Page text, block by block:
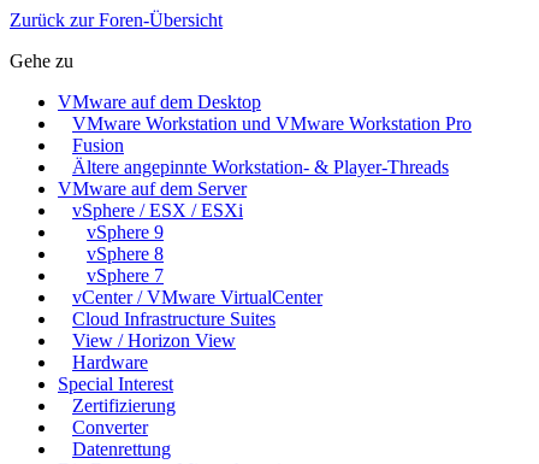
Zurück zur Foren-Übersicht
Gehe zu
VMware auf dem Desktop
VMware Workstation und VMware Workstation Pro
Fusion
Ältere angepinnte Workstation- & Player-Threads
VMware auf dem Server
vSphere / ESX / ESXi
vSphere 9
vSphere 8
vSphere 7
vCenter / VMware VirtualCenter
Cloud Infrastructure Suites
View / Horizon View
Hardware
Special Interest
Zertifizierung
Converter
Datenrettung